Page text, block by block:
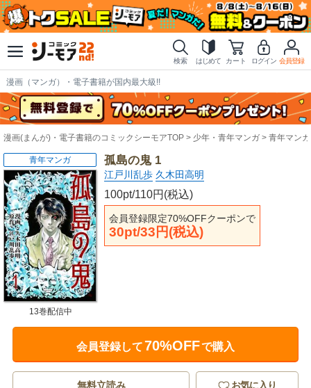
検索 はじめて カート ログイン 会員登録
漫画（マンガ）・電子書籍が国内最大級!!
漫画(まんが)・電子書籍のコミックシーモアTOP 少年・青年マンガ 青年マンガ
孤島の鬼 1
江戸川乱歩 久木田高明
100pt/110円(税込)
会員登録限定70%OFFクーポンで
30pt/33円(税込)
青年マンガ
13巻配信中
会員登録して70%OFFで購入
無料立読み お気に入り